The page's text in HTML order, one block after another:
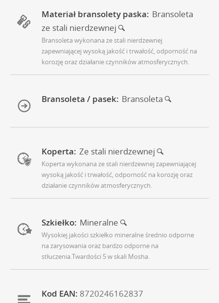
Materiał bransolety paska: Bransoleta
ze stali nierdzewnej
Bransoleta wykonana ze stali nierdzewnej
zapewniającej wysoką jakość i trwałość, odporność na
korozję oraz działanie czynników atmosferycznych.
Bransoleta / pasek: Bransoleta
Koperta: Ze stali nierdzewnej
Koperta wykonana ze stali nierdzewnej zapewniającej
wysoką jakość i trwałość, odporność na korozję oraz
działanie czynników atmosferycznych.
Szkiełko: Mineralne
Wysokiej jakości szkiełko mineralne średnio odporne
na zarysowania oraz bardzo odporne na
stłuczenia.Twardości 5 w skali Mosha.
Kod EAN: 8720246162837